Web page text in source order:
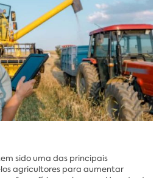
sido uma das principais
agricultores para aumentar